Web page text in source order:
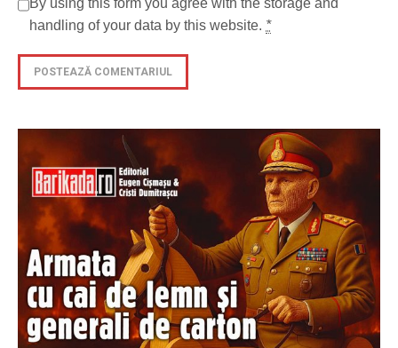
By using this form you agree with the storage and
handling of your data by this website. *